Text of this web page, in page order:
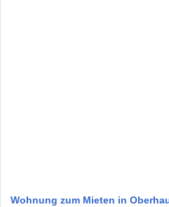
Wohnung zum Mieten in